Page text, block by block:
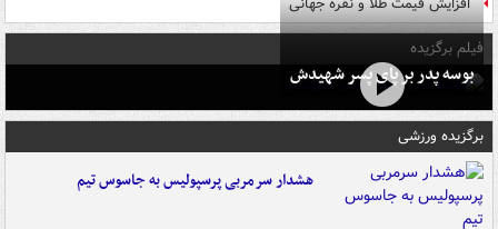
فیلم برگزیده
بوسه‌ پدر بر پای پسر شهیدش
برگزیده ورزشی
هشدار سرمربی پرسپولیس به جاسوس تیم